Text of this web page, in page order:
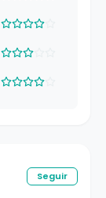
Seguir